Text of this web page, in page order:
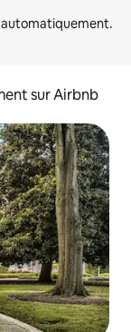
sur Airbnb